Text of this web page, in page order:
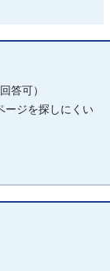
答可）
ージを探しにくい